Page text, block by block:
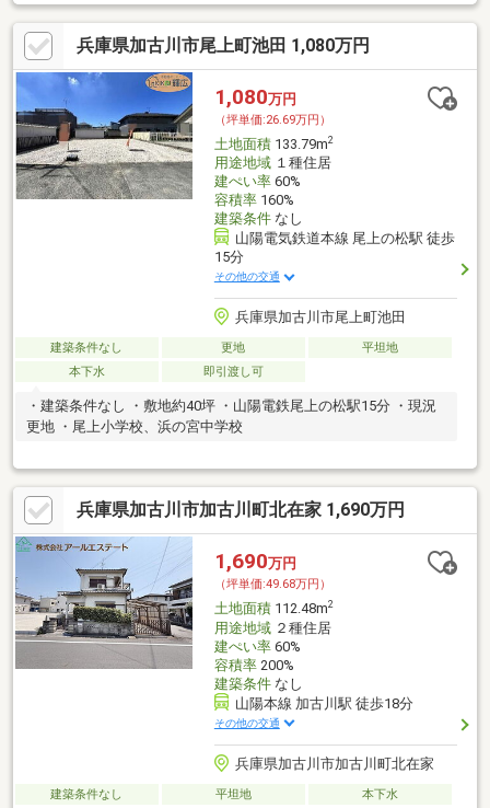
兵庫県加古川市尾上町池田 1,080万円
1,080万円
（坪単価:26.69万円）
土地面積133.79m2
用途地域１種住居
建ぺい率60%
容積率160%
建築条件なし
山陽電気鉄道本線 尾上の松駅 徒歩
15分
その他の交通
兵庫県加古川市尾上町池田
建築条件なし 更地
平坦地
本下水
即引渡し可
・建築条件なし ・敷地約40坪 ・山陽電鉄尾上の松駅15分 ・現況
更地 ・尾上小学校、浜の宮中学校
兵庫県加古川市加古川町北在家 1,690万円
1,690万円
（坪単価:49.68万円）
土地面積112.48m2
用途地域２種住居
建ぺい率60%
容積率200%
建築条件なし
山陽本線 加古川駅 徒歩18分
その他の交通
兵庫県加古川市加古川町北在家
建築条件なし 平坦地
本下水